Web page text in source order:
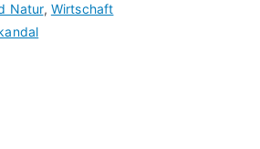
Natur, Wirtschaft